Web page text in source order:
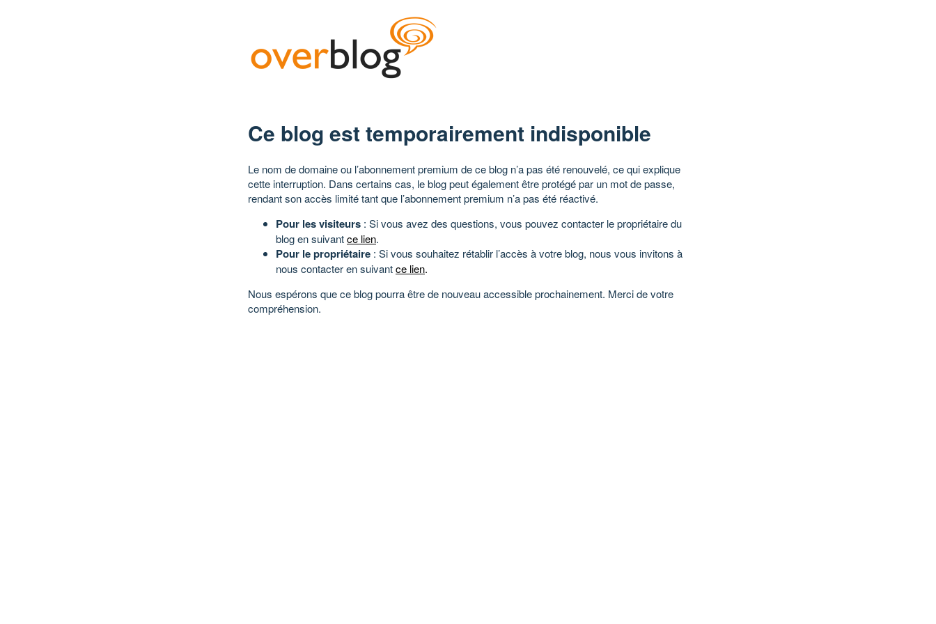
Ce blog est temporairement indisponible
Le nom de domaine ou l’abonnement premium de ce blog n’a pas été renouvelé, ce qui explique
cette interruption. Dans certains cas, le blog peut également être protégé par un mot de passe,
rendant son accès limité tant que l’abonnement premium n’a pas été réactivé.
Pour les visiteurs : Si vous avez des questions, vous pouvez contacter le propriétaire du
blog en suivantce lien.
Pour le propriétaire : Si vous souhaitez rétablir l’accès à votre blog, nous vous invitons à
nous contacter en suivantce lien.
Nous espérons que ce blog pourra être de nouveau accessible prochainement. Merci de votre
compréhension.